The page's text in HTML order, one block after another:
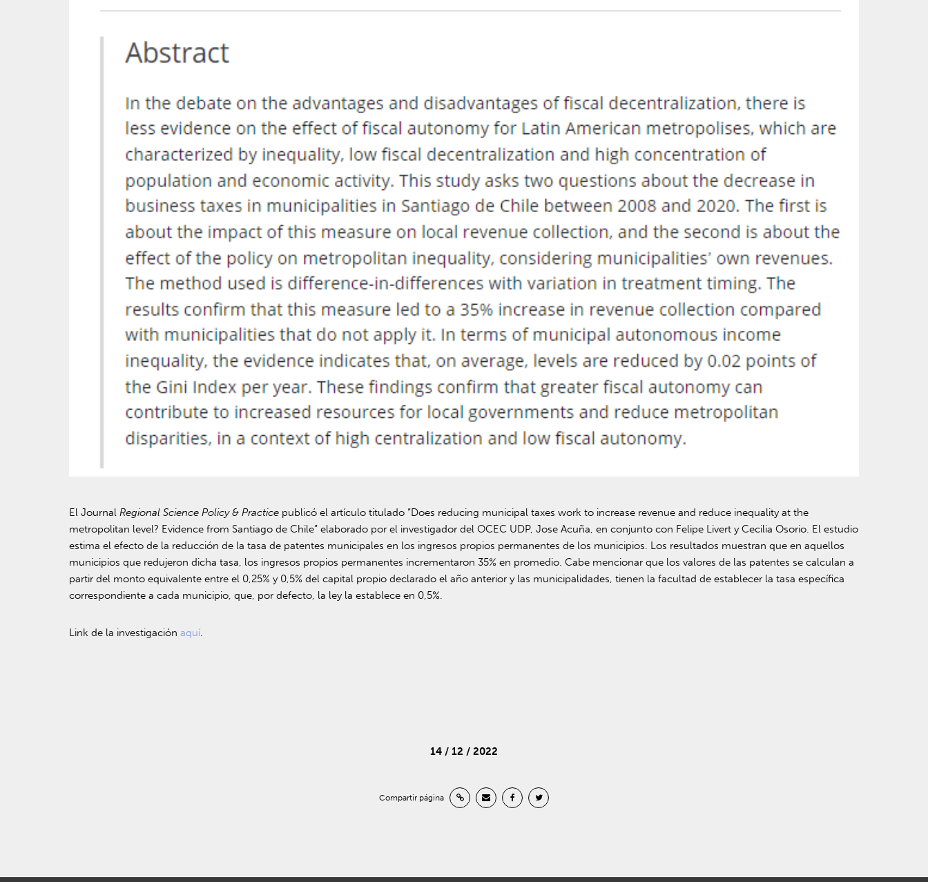
El JournalRegional Science Policy & Practice publicó el artículo titulado “Does reducing municipal taxes work to increase revenue and reduce inequality at the
metropolitan level? Evidence from Santiago de Chile” elaborado por el investigador del OCEC UDP, Jose Acuña, en conjunto con Felipe Livert y Cecilia Osorio. El estudio
estima el efecto de la reducción de la tasa de patentes municipales en los ingresos propios permanentes de los municipios. Los resultados muestran que en aquellos
municipios que redujeron dicha tasa, los ingresos propios permanentes incrementaron 35% en promedio. Cabe mencionar que los valores de las patentes se calculan a
partir del monto equivalente entre el 0,25% y 0,5% del capital propio declarado el año anterior y las municipalidades, tienen la facultad de establecer la tasa específica
correspondiente a cada municipio, que, por defecto, la ley la establece en 0,5%.
Link de la investigaciónaquí.
14 / 12 / 2022
Compartir página